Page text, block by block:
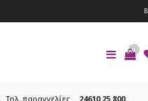
0
Τηλ. παραγγελίες 24610 25 800